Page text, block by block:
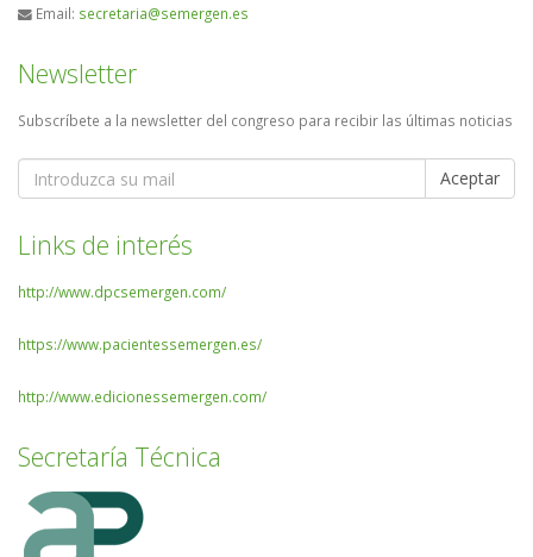
Email: secretaria@semergen.es
Newsletter
Subscríbete a la newsletter del congreso para recibir las últimas noticias
Aceptar
Links de interés
http://www.dpcsemergen.com/
https://www.pacientessemergen.es/
http://www.edicionessemergen.com/
Secretaría Técnica